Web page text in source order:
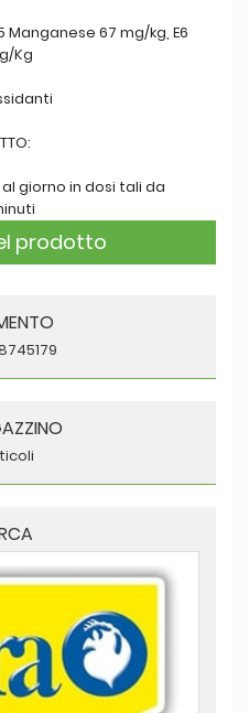
67 mg/kg, E6
Kg
giorno in dosi tali da
prodotto